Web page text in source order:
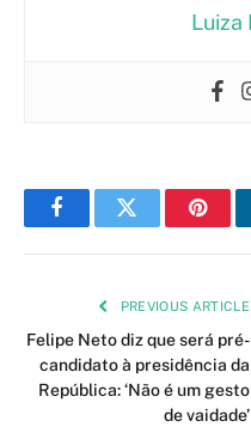
Luiza
FacebookTwitter
PREVIOUS ARTICLE
Felipe Neto diz que será pré-
candidato à presidência da
República: ‘Não é um gesto
de vaidade’